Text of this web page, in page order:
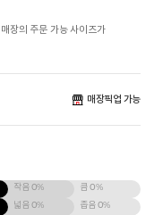
장의 주문 가능 사이즈가
매장픽업 가능
작음0% 큼0%
넓음0% 좁음0%